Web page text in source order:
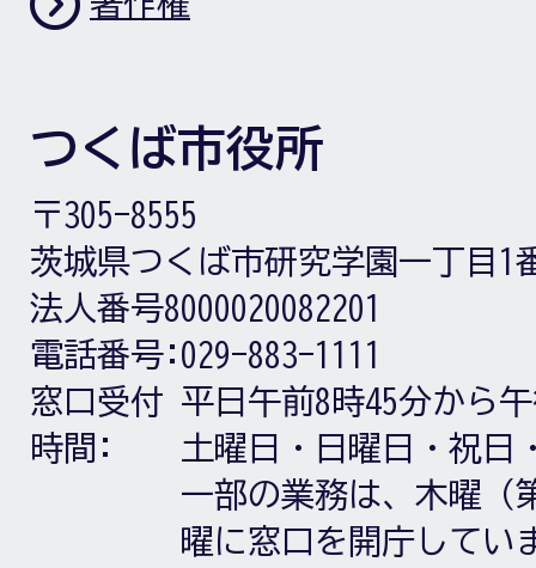
つくば市役所
〒305-8555
茨城県つくば市研究学園一丁目1
法人番号8000020082201
電話番号: 029-883-1111
窓口受付
時間:
平日午前8時45分から
土曜日・日曜日・祝日
一部の業務は、木曜（
曜に窓口を開庁してい